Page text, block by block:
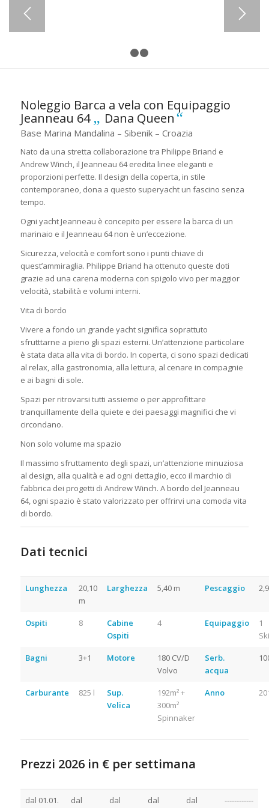
Noleggio Barca a vela con Equipaggio
Jeanneau 64„ Dana Queen“
Base Marina Mandalina – Sibenik – Croazia
Nato da una stretta collaborazione tra Philippe Briand e
Andrew Winch, il Jeanneau 64 eredita linee eleganti e
proporzioni perfette. Il design della coperta, in stile
contemporaneo, dona a questo superyacht un fascino senza
tempo.
Ogni yacht Jeanneau è concepito per essere la barca di un
marinaio e il Jeanneau 64 non è un’eccezione.
Sicurezza, velocità e comfort sono i punti chiave di
quest’ammiraglia. Philippe Briand ha ottenuto queste doti
grazie ad una carena moderna con spigolo vivo per maggior
velocità, stabilità e volumi interni.
Vita di bordo
Vivere a fondo un grande yacht significa soprattuto
sfrutttarne a pieno gli spazi esterni. Un’attenzione particolare
è stata data alla vita di bordo. In coperta, ci sono spazi dedicati
al relax, alla gastronomia, alla lettura, al cenare in compagnie
e ai bagni di sole.
Spazi per ritrovarsi tutti assieme o per approfittare
tranquillamente della quiete e dei paesaggi magnifici che vi
circondano.
Non solo volume ma spazio
Il massimo sfruttamento degli spazi, un’attenzione minuziosa
al design, alla qualità e ad ogni dettaglio, ecco il marchio di
fabbrica dei progetti di Andrew Winch. A bordo del Jeanneau
64, ogni spazio è stato valorizzato per offrirvi una comoda vita
di bordo.
Dati tecnici
Lunghezza
20,10
m
Larghezza 5,40 m Pescaggio
Ospiti 8
Cabine
Ospiti
4 Equipaggio
1
Bagni 3+1 Motore
180 CV/D
Volvo
Serb.
acqua
Carburante 825 l
Sup.
Velica
192m² +
300m²
Spinnaker
Anno
Prezzi 2026 in € per settimana
dal 01.01.
dal
dal
dal
dal
------------